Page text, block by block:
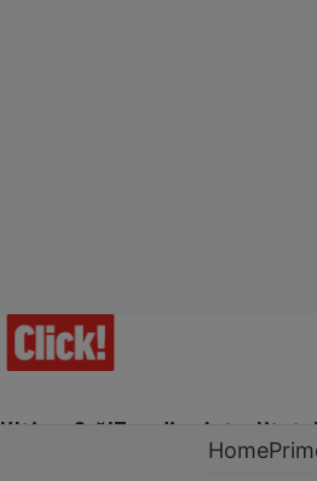
Ultima Oră!Trending Actualitate
Home